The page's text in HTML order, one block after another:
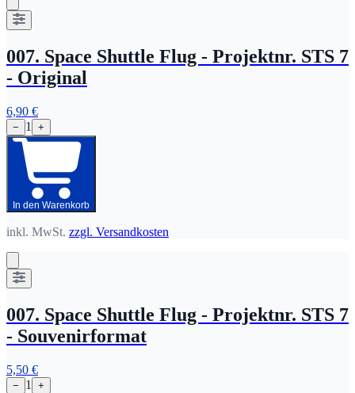
007. Space Shuttle Flug - Projektnr. STS 7
- Original
6,90 €
− 1 +
In den Warenkorb
inkl. MwSt. zzgl. Versandkosten
007. Space Shuttle Flug - Projektnr. STS 7
- Souvenirformat
5,50 €
− 1 +